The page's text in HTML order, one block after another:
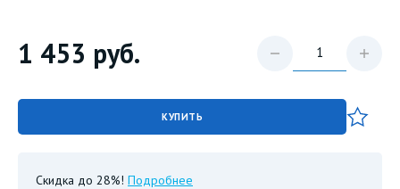
1 453 руб.
КУПИТЬ
Скидка до 28%! Подробнее